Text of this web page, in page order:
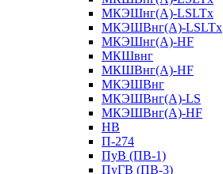
МКЭШнг(А)-LSLTx
МКЭШВнг(A)-LSLTx
МКЭШнг(А)-HF
МКШвнг
МКШВнг(А)-HF
МКЭШВнг
МКЭШВнг(А)-LS
МКЭШВнг(А)-HF
НВ
П-274
ПуВ (ПВ-1)
ПуГВ (ПВ-3)